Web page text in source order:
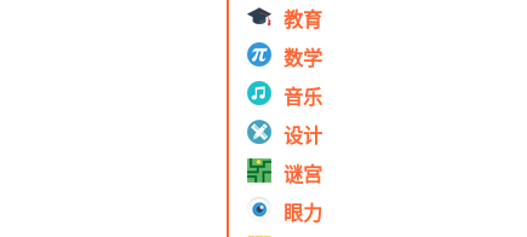
教育
数学
音乐
设计
谜宫
眼力